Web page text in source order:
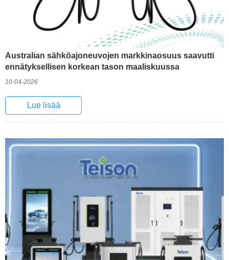
Australian sähköajoneuvojen markkinaosuus saavutti
ennätyksellisen korkean tason maaliskuussa
10-04-2026
Lue lisää